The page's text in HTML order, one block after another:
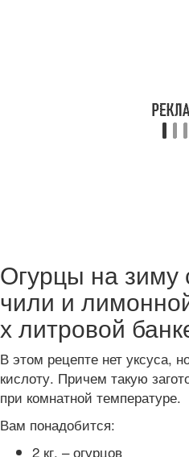
Огурцы на зиму
чили и
х литровой
В этом рецепте нет уксуса,
кислоту. Причем такую
при комнатной температуре.
Вам понадобится:
2 кг. – огурцов